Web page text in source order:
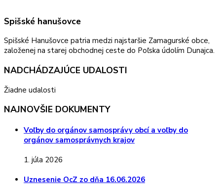
Spišské hanušovce
Spišské Hanušovce patria medzi najstaršie Zamagurské obce,
založenej na starej obchodnej ceste do Poľska údolím Dunajca.
NADCHÁDZAJÚCE UDALOSTI
Žiadne udalosti
NAJNOVŠIE DOKUMENTY
Voľby do orgánov samosprávy obcí a voľby do
orgánov samosprávnych krajov
1. júla 2026
Uznesenie OcZ zo dňa 16.06.2026